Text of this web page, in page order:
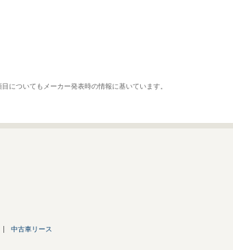
についてもメーカー発表時の情報に基いています。
中古車リース